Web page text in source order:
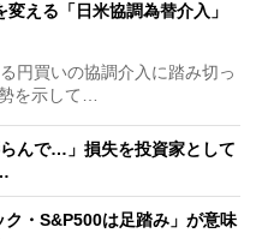
える「日米協調為替介入」
円買いの協調介入に踏み切っ
を示して…
んで…」損失を投資家として
ク・S&P500は足踏み」が意味